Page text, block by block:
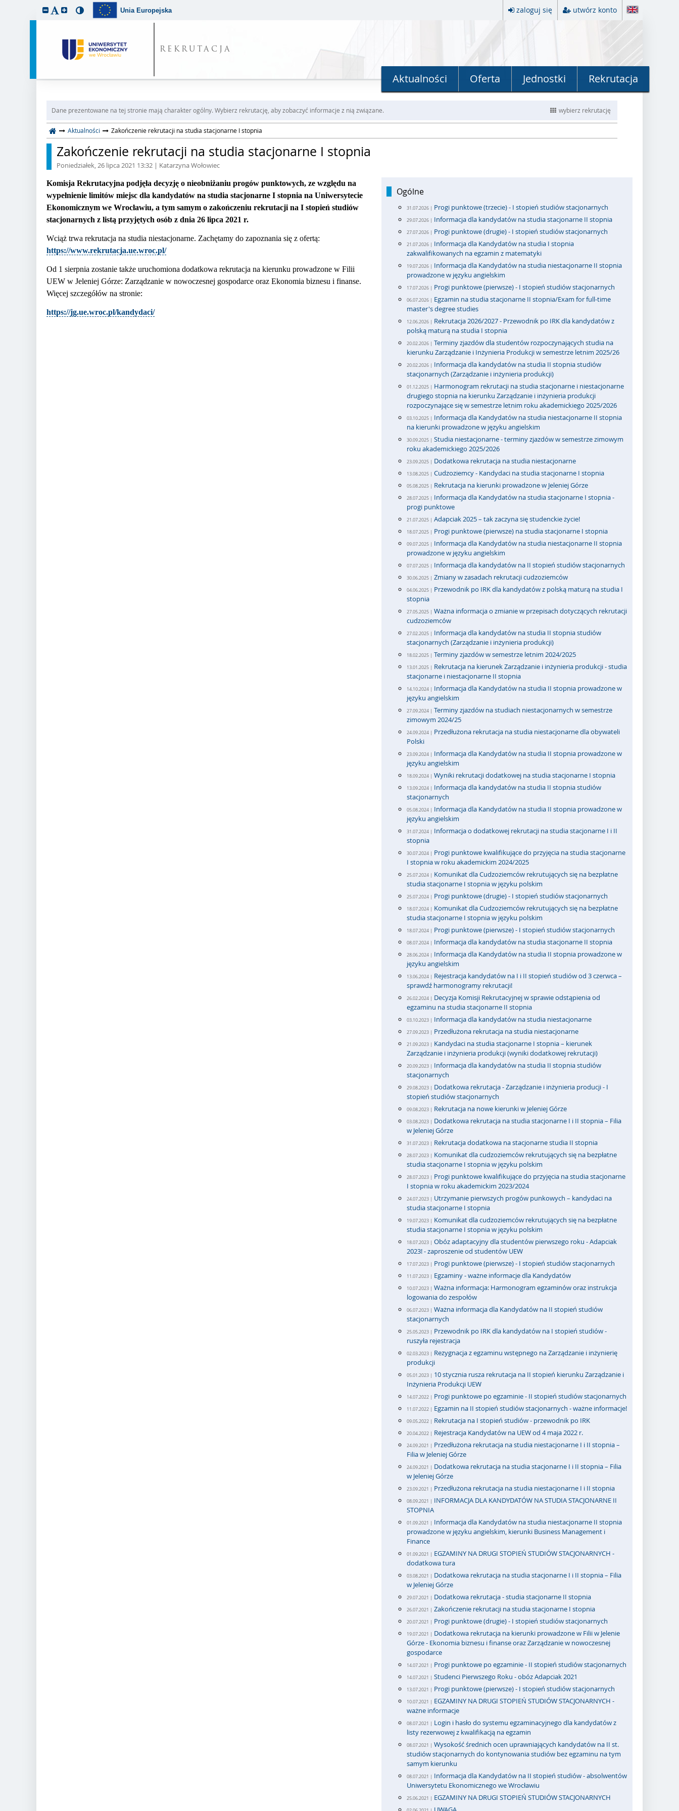
Unia Europejska zaloguj się utwórz konto
REKRUTACJA
Aktualności Oferta Jednostki Rekrutacja
Dane prezentowane na tej stronie mają charakter ogólny. Wybierz rekrutację, aby zobaczyć informacje z nią związane. wybierz rekrutację
Aktualności Zakończenie rekrutacji na studia stacjonarne I stopnia
Zakończenie rekrutacji na studia stacjonarne I stopnia
Poniedziałek, 26 lipca 2021 13:32 | Katarzyna Wołowiec
Ogólne
31.07.2026 | Progi punktowe (trzecie) - I stopień studiów stacjonarnych
29.07.2026 | Informacja dla kandydatów na studia stacjonarne II stopnia
27.07.2026 | Progi punktowe (drugie) - I stopień studiów stacjonarnych
21.07.2026 | Informacja dla Kandydatów na studia I stopnia
zakwalifikowanych na egzamin z matematyki
19.07.2026 | Informacja dla Kandydatów na studia niestacjonarne II stopnia
prowadzone w języku angielskim
17.07.2026 | Progi punktowe (pierwsze) - I stopień studiów stacjonarnych
06.07.2026 | Egzamin na studia stacjonarne II stopnia/Exam for full-time
master's degree studies
12.06.2026 | Rekrutacja 2026/2027 - Przewodnik po IRK dla kandydatów z
polską maturą na studia I stopnia
20.02.2026 | Terminy zjazdów dla studentów rozpoczynających studia na
kierunku Zarządzanie i Inżynieria Produkcji w semestrze letnim 2025/26
20.02.2026 | Informacja dla kandydatów na studia II stopnia studiów
stacjonarnych (Zarządzanie i inżynieria produkcji)
01.12.2025 | Harmonogram rekrutacji na studia stacjonarne i niestacjonarne
drugiego stopnia na kierunku Zarządzanie i inżynieria produkcji
rozpoczynające się w semestrze letnim roku akademickiego 2025/2026
03.10.2025 | Informacja dla Kandydatów na studia niestacjonarne II stopnia
na kierunki prowadzone w języku angielskim
30.09.2025 | Studia niestacjonarne - terminy zjazdów w semestrze zimowym
roku akademickiego 2025/2026
23.09.2025 | Dodatkowa rekrutacja na studia niestacjonarne
13.08.2025 | Cudzoziemcy - Kandydaci na studia stacjonarne I stopnia
05.08.2025 | Rekrutacja na kierunki prowadzone w Jeleniej Górze
28.07.2025 | Informacja dla Kandydatów na studia stacjonarne I stopnia -
progi punktowe
21.07.2025 | Adapciak 2025 – tak zaczyna się studenckie życie!
18.07.2025 | Progi punktowe (pierwsze) na studia stacjonarne I stopnia
09.07.2025 | Informacja dla Kandydatów na studia niestacjonarne II stopnia
prowadzone w języku angielskim
07.07.2025 | Informacja dla kandydatów na II stopień studiów stacjonarnych
30.06.2025 | Zmiany w zasadach rekrutacji cudzoziemców
04.06.2025 | Przewodnik po IRK dla kandydatów z polską maturą na studia I
stopnia
27.05.2025 | Ważna informacja o zmianie w przepisach dotyczących rekrutacji
cudzoziemców
27.02.2025 | Informacja dla kandydatów na studia II stopnia studiów
stacjonarnych (Zarządzanie i inżynieria produkcji)
18.02.2025 | Terminy zjazdów w semestrze letnim 2024/2025
13.01.2025 | Rekrutacja na kierunek Zarządzanie i inżynieria produkcji - studia
stacjonarne i niestacjonarne II stopnia
14.10.2024 | Informacja dla Kandydatów na studia II stopnia prowadzone w
języku angielskim
27.09.2024 | Terminy zjazdów na studiach niestacjonarnych w semestrze
zimowym 2024/25
24.09.2024 | Przedłużona rekrutacja na studia niestacjonarne dla obywateli
Polski
23.09.2024 | Informacja dla Kandydatów na studia II stopnia prowadzone w
języku angielskim
18.09.2024 | Wyniki rekrutacji dodatkowej na studia stacjonarne I stopnia
13.09.2024 | Informacja dla kandydatów na studia II stopnia studiów
stacjonarnych
05.08.2024 | Informacja dla Kandydatów na studia II stopnia prowadzone w
języku angielskim
31.07.2024 | Informacja o dodatkowej rekrutacji na studia stacjonarne I i II
stopnia
30.07.2024 | Progi punktowe kwalifikujące do przyjęcia na studia stacjonarne
I stopnia w roku akademickim 2024/2025
25.07.2024 | Komunikat dla Cudzoziemców rekrutujących się na bezpłatne
studia stacjonarne I stopnia w języku polskim
25.07.2024 | Progi punktowe (drugie) - I stopień studiów stacjonarnych
18.07.2024 | Komunikat dla Cudzoziemców rekrutujących się na bezpłatne
studia stacjonarne I stopnia w języku polskim
18.07.2024 | Progi punktowe (pierwsze) - I stopień studiów stacjonarnych
08.07.2024 | Informacja dla kandydatów na studia stacjonarne II stopnia
28.06.2024 | Informacja dla Kandydatów na studia II stopnia prowadzone w
języku angielskim
13.06.2024 | Rejestracja kandydatów na I i II stopień studiów od 3 czerwca –
sprawdź harmonogramy rekrutacji!
26.02.2024 | Decyzja Komisji Rekrutacyjnej w sprawie odstąpienia od
egzaminu na studia stacjonarne II stopnia
03.10.2023 | Informacja dla kandydatów na studia niestacjonarne
27.09.2023 | Przedłużona rekrutacja na studia niestacjonarne
21.09.2023 | Kandydaci na studia stacjonarne I stopnia – kierunek
Zarządzanie i inżynieria produkcji (wyniki dodatkowej rekrutacji)
20.09.2023 | Informacja dla kandydatów na studia II stopnia studiów
stacjonarnych
29.08.2023 | Dodatkowa rekrutacja - Zarządzanie i inżynieria producji - I
stopień studiów stacjonarnych
09.08.2023 | Rekrutacja na nowe kierunki w Jeleniej Górze
03.08.2023 | Dodatkowa rekrutacja na studia stacjonarne I i II stopnia – Filia
w Jeleniej Górze
31.07.2023 | Rekrutacja dodatkowa na stacjonarne studia II stopnia
28.07.2023 | Komunikat dla cudzoziemców rekrutujących się na bezpłatne
studia stacjonarne I stopnia w języku polskim
28.07.2023 | Progi punktowe kwalifikujące do przyjęcia na studia stacjonarne
I stopnia w roku akademickim 2023/2024
24.07.2023 | Utrzymanie pierwszych progów punkowych – kandydaci na
studia stacjonarne I stopnia
19.07.2023 | Komunikat dla cudzoziemców rekrutujących się na bezpłatne
studia stacjonarne I stopnia w języku polskim
18.07.2023 | Obóz adaptacyjny dla studentów pierwszego roku - Adapciak
2023! - zaproszenie od studentów UEW
17.07.2023 | Progi punktowe (pierwsze) - I stopień studiów stacjonarnych
11.07.2023 | Egzaminy - ważne informacje dla Kandydatów
10.07.2023 | Ważna informacja: Harmonogram egzaminów oraz instrukcja
logowania do zespołów
06.07.2023 | Ważna informacja dla Kandydatów na II stopień studiów
stacjonarnych
25.05.2023 | Przewodnik po IRK dla kandydatów na I stopień studiów -
ruszyła rejestracja
02.03.2023 | Rezygnacja z egzaminu wstępnego na Zarządzanie i inżynierię
produkcji
05.01.2023 | 10 stycznia rusza rekrutacja na II stopień kierunku Zarządzanie i
Inżynieria Produkcji UEW
14.07.2022 | Progi punktowe po egzaminie - II stopień studiów stacjonarnych
11.07.2022 | Egzamin na II stopień studiów stacjonarnych - ważne informacje!
09.05.2022 | Rekrutacja na I stopień studiów - przewodnik po IRK
20.04.2022 | Rejestracja Kandydatów na UEW od 4 maja 2022 r.
24.09.2021 | Przedłużona rekrutacja na studia niestacjonarne I i II stopnia –
Filia w Jeleniej Górze
24.09.2021 | Dodatkowa rekrutacja na studia stacjonarne I i II stopnia – Filia
w Jeleniej Górze
23.09.2021 | Przedłużona rekrutacja na studia niestacjonarne I i II stopnia
08.09.2021 | INFORMACJA DLA KANDYDATÓW NA STUDIA STACJONARNE II
STOPNIA
01.09.2021 | Informacja dla Kandydatów na studia niestacjonarne II stopnia
prowadzone w języku angielskim, kierunki Business Management i
Finance
01.09.2021 | EGZAMINY NA DRUGI STOPIEŃ STUDIÓW STACJONARNYCH -
dodatkowa tura
03.08.2021 | Dodatkowa rekrutacja na studia stacjonarne I i II stopnia – Filia
w Jeleniej Górze
29.07.2021 | Dodatkowa rekrutacja - studia stacjonarne II stopnia
26.07.2021 | Zakończenie rekrutacji na studia stacjonarne I stopnia
20.07.2021 | Progi punktowe (drugie) - I stopień studiów stacjonarnych
19.07.2021 | Dodatkowa rekrutacja na kierunki prowadzone w Filii w Jelenie
Górze - Ekonomia biznesu i finanse oraz Zarządzanie w nowoczesnej
gospodarce
14.07.2021 | Progi punktowe po egzaminie - II stopień studiów stacjonarnych
14.07.2021 | Studenci Pierwszego Roku - obóz Adapciak 2021
13.07.2021 | Progi punktowe (pierwsze) - I stopień studiów stacjonarnych
10.07.2021 | EGZAMINY NA DRUGI STOPIEŃ STUDIÓW STACJONARNYCH -
ważne informacje
08.07.2021 | Login i hasło do systemu egzaminacyjnego dla kandydatów z
listy rezerwowej z kwalifikacją na egzamin
08.07.2021 | Wysokość średnich ocen uprawniających kandydatów na II st.
studiów stacjonarnych do kontynowania studiów bez egzaminu na tym
samym kierunku
08.07.2021 | Informacja dla Kandydatów na II stopień studiów - absolwentów
Uniwersytetu Ekonomicznego we Wrocławiu
25.06.2021 | EGZAMINY NA DRUGI STOPIEŃ STUDIÓW STACJONARNYCH
Komisja Rekrutacyjna podjęła decyzję o nieobniżaniu progów punktowych, ze względu na
wypełnienie limitów miejsc dla kandydatów na studia stacjonarne I stopnia na Uniwersytecie
Ekonomicznym we Wrocławiu, a tym samym o zakończeniu rekrutacji na I stopień studiów
stacjonarnych z listą przyjętych osób z dnia 26 lipca 2021 r.
Wciąż trwa rekrutacja na studia niestacjonarne. Zachętamy do zapoznania się z ofertą:
https://www.rekrutacja.ue.wroc.pl/
Od 1 sierpnia zostanie także uruchomiona dodatkowa rekrutacja na kierunku prowadzone w Filii
UEW w Jeleniej Górze: Zarządzanie w nowoczesnej gospodarce oraz Ekonomia biznesu i finanse.
Więcej szczegółów na stronie:
https://jg.ue.wroc.pl/kandydaci/